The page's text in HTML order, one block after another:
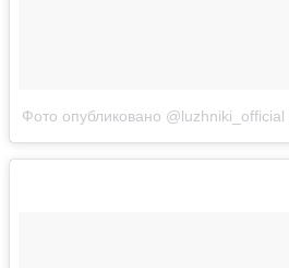
Фото опубликовано @luzhniki_official